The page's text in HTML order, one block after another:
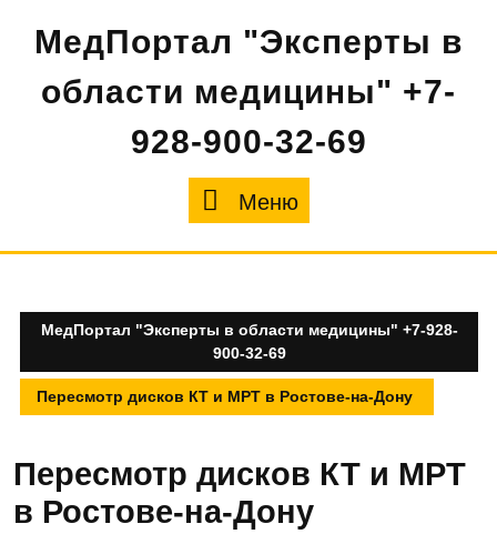
содержимому
МедПортал "Эксперты в
области медицины" +7-
928-900-32-69
Меню
МедПортал "Эксперты в области медицины" +7-928-
900-32-69
Пересмотр дисков КТ и МРТ в Ростове-на-Дону
Пересмотр дисков КТ и МРТ
в Ростове-на-Дону